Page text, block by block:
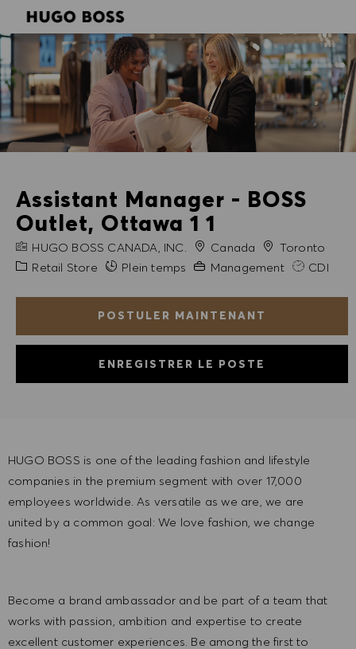
Assistant Manager - BOSS
Outlet, Ottawa 1 1
NOM DE L'ENTREPRISE
HUGO BOSS CANADA, INC. Canada VilleToronto
Catégorie
Retail Store Plein temps Expérience requise
Management CDI
POSTULER MAINTENANT
ENREGISTRER LE POSTE
HUGO BOSS is one of the leading fashion and lifestyle
companies in the premium segment with over 17,000
employees worldwide. As versatile as we are, we are
united by a common goal: We love fashion, we change
fashion!
Become a brand ambassador and be part of a team that
works with passion, ambition and expertise to create
excellent customer experiences. Be among the first to